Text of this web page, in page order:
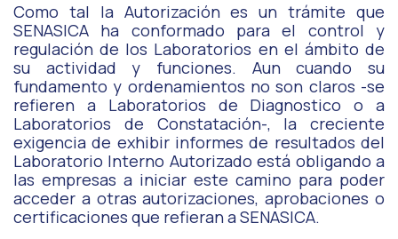
Como tal la Autorización es un trámite que
SENASICA ha conformado para el control y
regulación de los Laboratorios en el ámbito de
su actividad y funciones. Aun cuando su
fundamento y ordenamientos no son claros -se
refieren a Laboratorios de Diagnostico o a
Laboratorios de Constatación-, la creciente
exigencia de exhibir informes de resultados del
Laboratorio Interno Autorizado está obligando a
las empresas a iniciar este camino para poder
acceder a otras autorizaciones, aprobaciones o
certificaciones que refieran a SENASICA.